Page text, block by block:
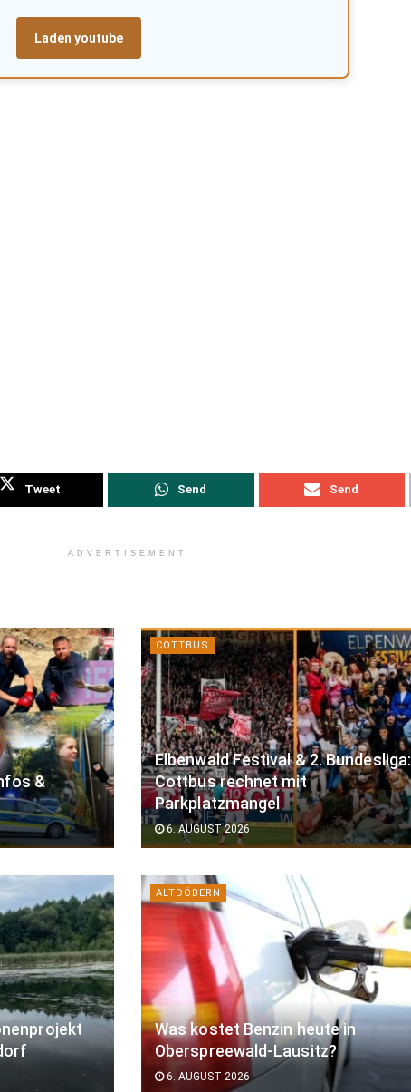
Laden youtube
Tweet Send Send
ADVERTISEMENT
&
COTTBUS
Elbenwald Festival & 2. Bundesliga:
Cottbus rechnet mit
Parkplatzmangel
6. AUGUST 2026
ALTDÖBERN
Was kostet Benzin heute in
Oberspreewald-Lausitz?
6. AUGUST 2026